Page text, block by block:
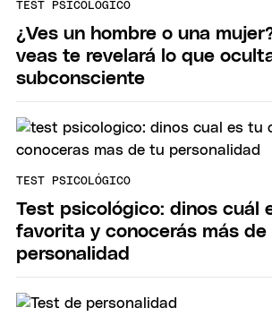
TEST PSICOLÓGICO
¿Ves un hombre o una
veas te revelará lo que
subconsciente
TEST PSICOLÓGICO
Test psicológico: dinos cuál
favorita y conocerás más de
personalidad